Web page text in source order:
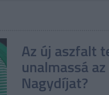
Az új aszfalt
unalmassá
Nagydíjat?